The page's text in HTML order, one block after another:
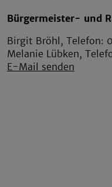
Bürgermeister- und
Birgit Bröhl, Telefon:
Melanie Lübken,
E-Mail senden